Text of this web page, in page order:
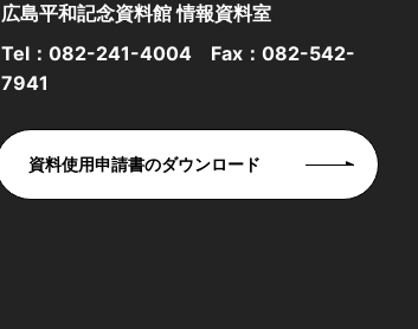
広島平和記念資料館 情報資料室
Tel： 082-241-4004 Fax：082-542-
7941
資料使用申請書のダウンロード